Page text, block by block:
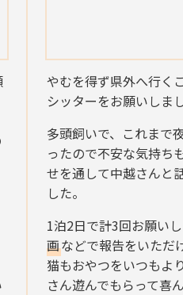
やむを得ず県外へ行く
シッターをお願いしま
多頭飼いで、これまで
ったので不安な気持ち
せを通して中越さんと
した。
1泊2日で計3回お願い
画などで報告をいただ
猫もおやつをいつもよ
さん遊んでもらって喜